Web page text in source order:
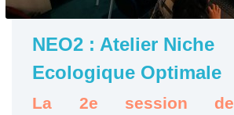
NEO2 : Atelier Niche
Ecologique Optimale
La 2e session